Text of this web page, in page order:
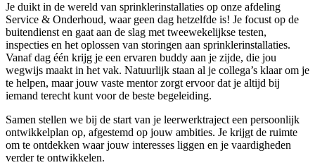
Je duikt in de wereld van sprinklerinstallaties op onze afdeling
Service & Onderhoud, waar geen dag hetzelfde is! Je focust op de
buitendienst en gaat aan de slag met tweewekelijkse testen,
inspecties en het oplossen van storingen aan sprinklerinstallaties.
Vanaf dag één krijg je een ervaren buddy aan je zijde, die jou
wegwijs maakt in het vak. Natuurlijk staan al je collega’s klaar om je
te helpen, maar jouw vaste mentor zorgt ervoor dat je altijd bij
iemand terecht kunt voor de beste begeleiding.
Samen stellen we bij de start van je leerwerktraject een persoonlijk
ontwikkelplan op, afgestemd op jouw ambities. Je krijgt de ruimte
om te ontdekken waar jouw interesses liggen en je vaardigheden
verder te ontwikkelen.